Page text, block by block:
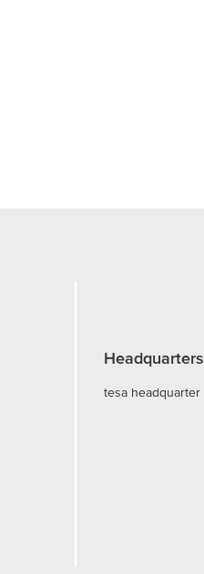
Headquarters
tesa headquarter